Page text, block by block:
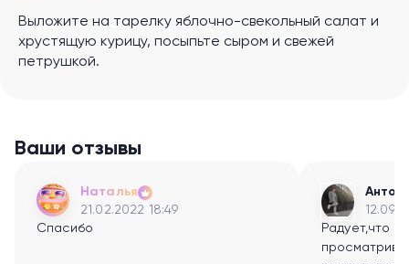
Выложите на тарелку яблочно-свекольный салат и
хрустящую курицу, посыпьте сыром и свежей
петрушкой.
Ваши отзывы
Наталья
21.02.2022 18:49
Спасибо
Антон
Радует,что